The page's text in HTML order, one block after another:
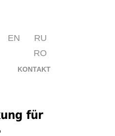
EN
RU
RO
KONTAKT
für